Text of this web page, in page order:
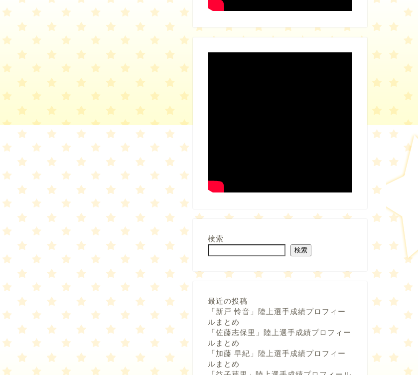
検索
検索
最近の投稿
「新戸 怜音」陸上選手成績プロフィー
ルまとめ
「佐藤志保里」陸上選手成績プロフィー
ルまとめ
「加藤 早紀」陸上選手成績プロフィー
ルまとめ